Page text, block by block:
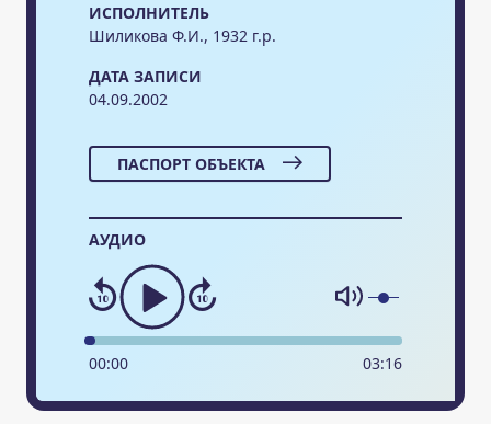
ИСПОЛНИТЕЛЬ
Шиликова Ф.И., 1932 г.р.
ДАТА ЗАПИСИ
04.09.2002
ПАСПОРТ ОБЪЕКТА
АУДИО
00:00 03:16